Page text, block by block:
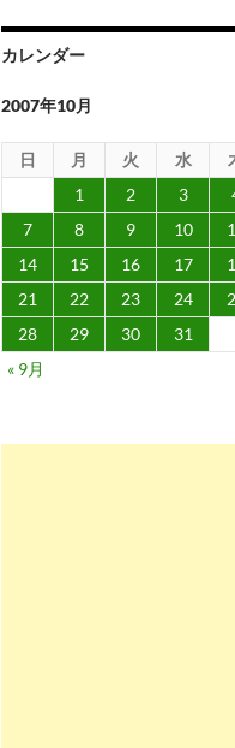
カレンダー
2007年10月
日 月 火 水
1
2 3
7
8 9 10
14
15 16 17
21
22 23 24
28
29 30
31
« 9月